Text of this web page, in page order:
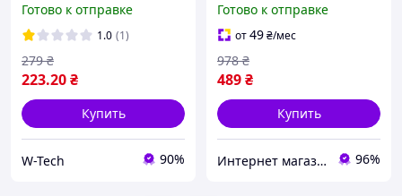
аккумуляторный
настольный
телескопический 3
скорости зеленый
Готово к отправке
1.0 (1)
223.20₴
279 ₴
Купить
W-Tech 90%
Telescopic Folding Fan с
надежной работой
Готово к отправке
от49₴/мес
489₴
978 ₴
Купить
Интернет магазин «Smart Life» 96%